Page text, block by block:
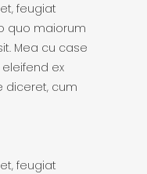
feugiat
quo maiorum
Mea cu case
ex
diceret, cum
feugiat